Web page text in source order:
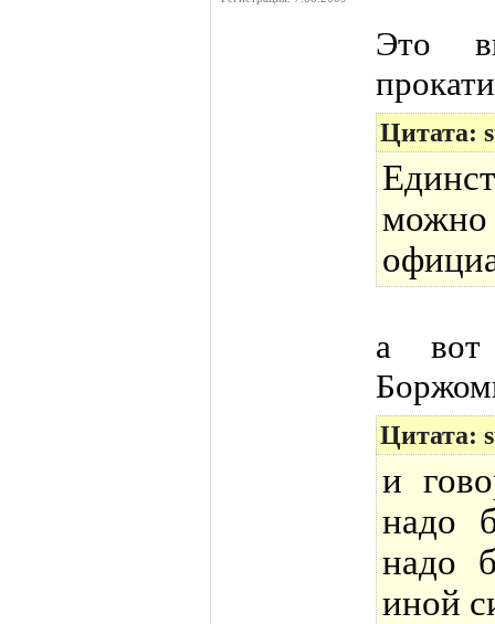
Это
Цитата:
можно
а вот
Цитата:
и
надо
надо
иной